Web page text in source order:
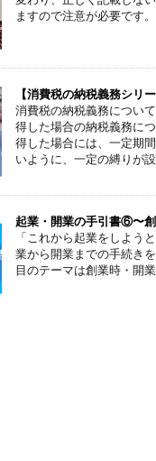
ますので注意が必要です。
【消費税の納税義務シリ
消費税の納税義務につい
得した場合の納税義務に
得した場合には、一定期
いように、一定の縛りが
起業・開業の手引書⑥〜
「これから起業をしよう
業から開業までの手続き
目のテーマは創業時・開